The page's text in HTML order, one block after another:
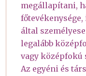
megállapítani,
által
legalább
vagy középfokú
Az egyéni és